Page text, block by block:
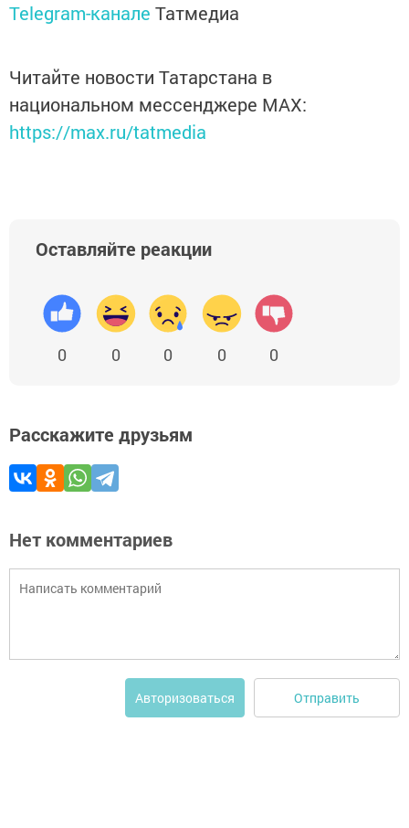
Telegram-канале Татмедиа
Читайте новости Татарстана в
национальном мессенджере MАХ:
https://max.ru/tatmedia
Оставляйте реакции
0 0 0 0 0
Расскажите друзьям
Нет комментариев
Авторизоваться Отправить